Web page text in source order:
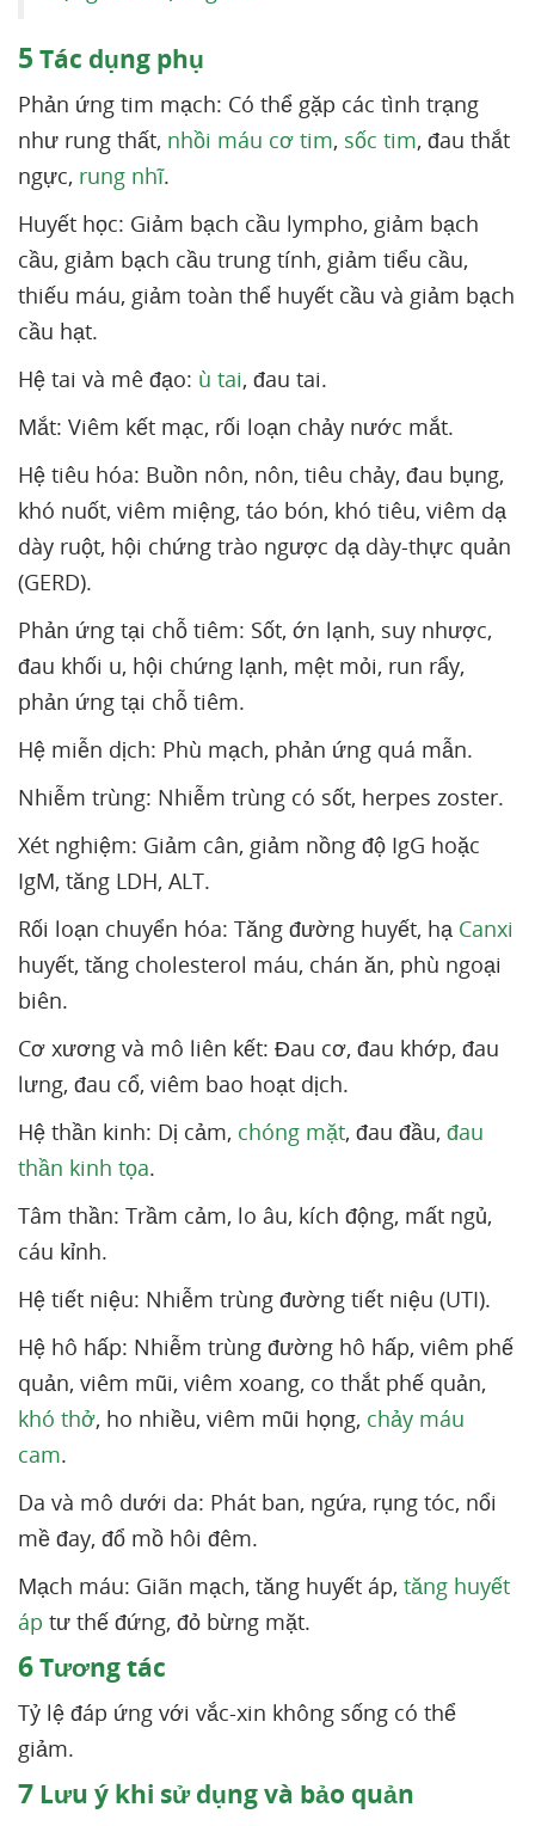
5 Tác dụng phụ
Phản ứng tim mạch: Có thể gặp các tình trạng
như rung thất, nhồi máu cơ tim, sốc tim, đau thắt
ngực, rung nhĩ.
Huyết học: Giảm bạch cầu lympho, giảm bạch
cầu, giảm bạch cầu trung tính, giảm tiểu cầu,
thiếu máu, giảm toàn thể huyết cầu và giảm bạch
cầu hạt.
Hệ tai và mê đạo: ù tai, đau tai.
Mắt: Viêm kết mạc, rối loạn chảy nước mắt.
Hệ tiêu hóa: Buồn nôn, nôn, tiêu chảy, đau bụng,
khó nuốt, viêm miệng, táo bón, khó tiêu, viêm dạ
dày ruột, hội chứng trào ngược dạ dày-thực quản
(GERD).
Phản ứng tại chỗ tiêm: Sốt, ớn lạnh, suy nhược,
đau khối u, hội chứng lạnh, mệt mỏi, run rẩy,
phản ứng tại chỗ tiêm.
Hệ miễn dịch: Phù mạch, phản ứng quá mẫn.
Nhiễm trùng: Nhiễm trùng có sốt, herpes zoster.
Xét nghiệm: Giảm cân, giảm nồng độ IgG hoặc
IgM, tăng LDH, ALT.
Rối loạn chuyển hóa: Tăng đường huyết, hạ Canxi
huyết, tăng cholesterol máu, chán ăn, phù ngoại
biên.
Cơ xương và mô liên kết: Đau cơ, đau khớp, đau
lưng, đau cổ, viêm bao hoạt dịch.
Hệ thần kinh: Dị cảm, chóng mặt, đau đầu, đau
thần kinh tọa.
Tâm thần: Trầm cảm, lo âu, kích động, mất ngủ,
cáu kỉnh.
Hệ tiết niệu: Nhiễm trùng đường tiết niệu (UTI).
Hệ hô hấp: Nhiễm trùng đường hô hấp, viêm phế
quản, viêm mũi, viêm xoang, co thắt phế quản,
khó thở, ho nhiều, viêm mũi họng, chảy máu
cam.
Da và mô dưới da: Phát ban, ngứa, rụng tóc, nổi
mề đay, đổ mồ hôi đêm.
Mạch máu: Giãn mạch, tăng huyết áp, tăng huyết
áp tư thế đứng, đỏ bừng mặt.
6Tương tác
Tỷ lệ đáp ứng với vắc-xin không sống có thể
giảm.
7 Lưu ý khi sử dụng và bảo quản